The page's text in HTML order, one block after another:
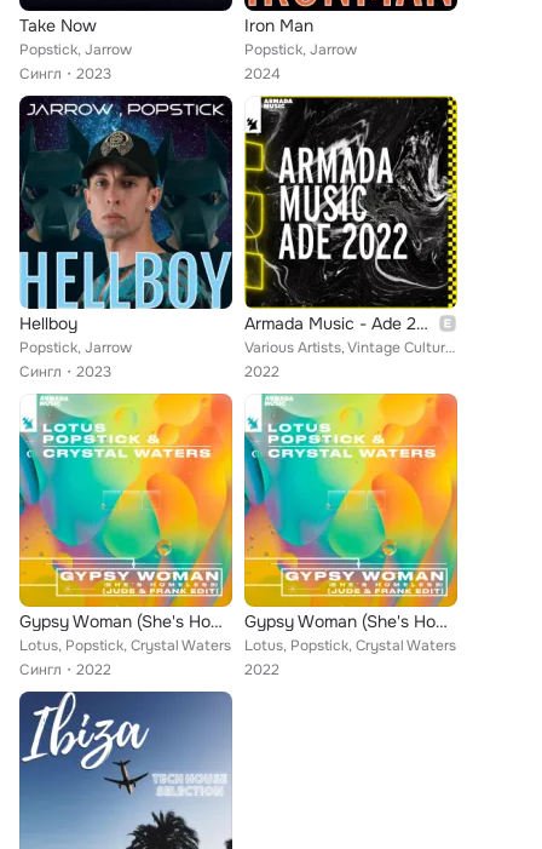
Take Now
Popstick, Jarrow
Сингл
2023
Iron Man
Popstick, Jarrow
2024
Hellboy
Popstick, Jarrow
Сингл
2023
Armada Music - Ade 2022
Various Artists, Vintage Culture, Carola, ARTY, Kryder, Armin van Buuren, Kura, AVIAN GRAYS, Chicane, Pablo Nouvelle, Nicholas G...
2022
Gypsy Woman (She's Homeless) (Jude & Frank Edit)
Lotus, Popstick, Crystal Waters
Сингл
2022
Gypsy Woman (She's Homeless) (Jude & Frank Edit)
Lotus, Popstick, Crystal Waters
2022